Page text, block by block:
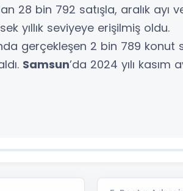
28 bin 792 satışla, aralık
yıllık seviyeye erişilmiş oldu.
gerçekleşen 2 bin 789 konut
Samsun’da 2024 yılı